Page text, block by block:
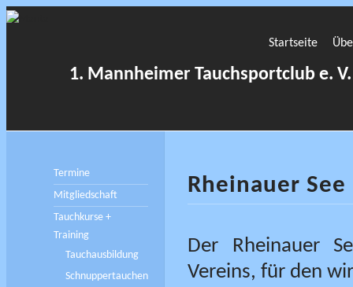
1. Mannheimer Tauchsportclub e. V.
Startseite
Termine
Mitgliedschaft
Tauchkurse +
Training
Tauchausbildung
Schnuppertauchen
Rheinauer See
Der Rheinauer
Vereins, für den